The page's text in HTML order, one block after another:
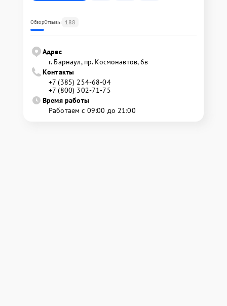
ОбзорОтзывы 188
Адрес
г. Барнаул, ​пр. Космонавтов, 6в
Контакты
+7 (385) 254-68-04
+7 (800) 302-71-75
Время работы
Работаем с 09:00 до 21:00